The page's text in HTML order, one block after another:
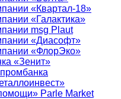
«Квартал-18»
«Галактика»
msg Plaut
«Диасофт»
«ФлорЭко»
«Зенит»
Parle Market